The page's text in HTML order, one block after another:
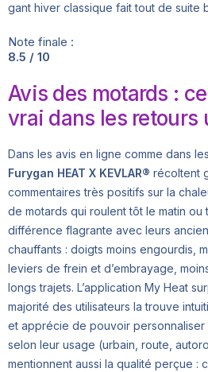
gant hiver classique fait tout de suite
Note finale :
8.5 / 10
Avis des motards :
vrai dans les retours
Dans les avis en ligne comme dans
Furygan HEAT X KEVLAR® récoltent
commentaires très positifs sur la
de motards qui roulent tôt le matin ou
différence flagrante avec leurs
chauffants : doigts moins engourdis,
leviers de frein et d’embrayage,
longs trajets. L’application My Heat
majorité des utilisateurs la trouve
et apprécie de pouvoir
selon leur usage (urbain, route,
mentionnent aussi la qualité perçue :